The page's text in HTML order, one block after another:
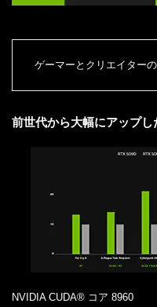
ゲーマーとクリエイター
前世代から大幅にアップ
NVIDIA CUDA® コア 8960